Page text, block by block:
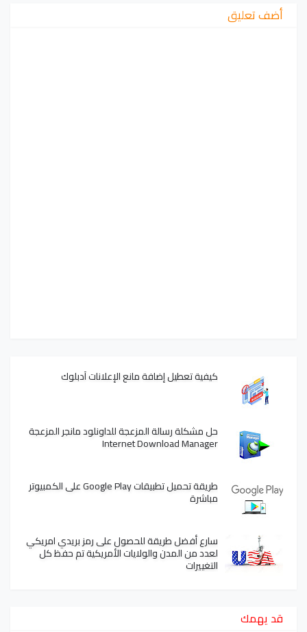
أضف تعليق
كيفية تعطيل إضافة مانع الإعلانات آدبلوك
حل مشكلة رسالة المزعجة للداونلود مانجر المزعجة
Internet Download Manager
طريقة تحميل تطبيقات Google Play على الكمبيوتر
مباشرة
سارع أفضل طريقة للحصول على رمز بريدي امريكي
لعدد من المدن والولايات الأمريكية تم حفظ كل
التغييرات
قد يهمك